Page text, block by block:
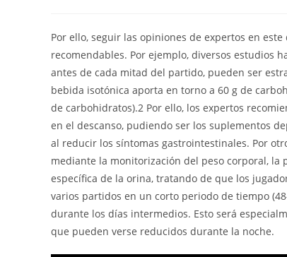
entrada:
entrada:
Por ello, seguir las opiniones de expertos en
recomendables. Por ejemplo, diversos estudios
antes de cada mitad del partido, pueden ser
bebida isotónica aporta en torno a 60 g de
de carbohidratos).2 Por ello, los expertos
en el descanso, pudiendo ser los suplementos
al reducir los síntomas gastrointestinales. Por
mediante la monitorización del peso corporal, la
específica de la orina, tratando de que los
varios partidos en un corto periodo de tiempo
durante los días intermedios. Esto será
que pueden verse reducidos durante la noche.